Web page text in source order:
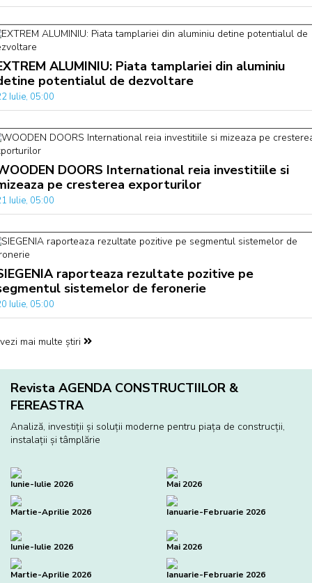
ALUMINIU: Piata tamplariei din aluminiu
potentialul de dezvoltare
Iulie, 05:00
DOORS International reia investitiile si
pe cresterea exporturilor
Iulie, 05:00
raporteaza rezultate pozitive pe
sistemelor de feronerie
Iulie, 05:00
vezi mai multe știri
Revista AGENDA CONSTRUCTIILOR &
FEREASTRA
Analiză, investiţii și soluţii moderne pentru piaţa de construcţii,
instalaţii și tâmplărie
Iunie-Iulie 2026 Mai 2026
Martie-Aprilie 2026 Ianuarie-Februarie 2026
Iunie-Iulie 2026 Mai 2026
Martie-Aprilie 2026 Ianuarie-Februarie 2026